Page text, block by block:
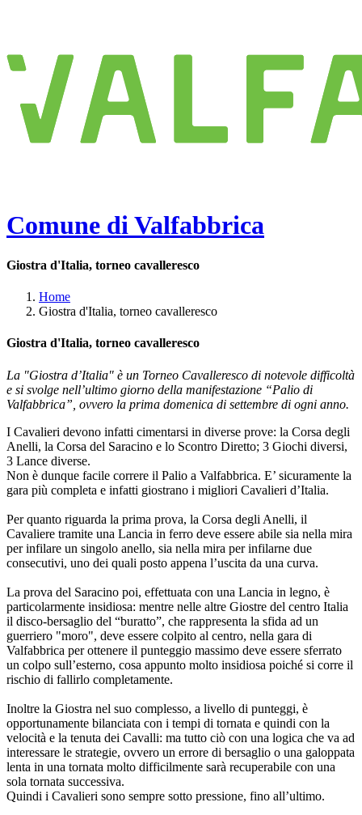
Comune di Valfabbrica
Giostra d'Italia, torneo cavalleresco
Home
Giostra d'Italia, torneo cavalleresco
Giostra d'Italia, torneo cavalleresco
La "Giostra d’Italia" è un Torneo Cavalleresco di notevole difficoltà
e si svolge nell’ultimo giorno della manifestazione “Palio di
Valfabbrica”, ovvero la prima domenica di settembre di ogni anno.
I Cavalieri devono infatti cimentarsi in diverse prove: la Corsa degli
Anelli, la Corsa del Saracino e lo Scontro Diretto; 3 Giochi diversi,
3 Lance diverse.
Non è dunque facile correre il Palio a Valfabbrica. E’ sicuramente la
gara più completa e infatti giostrano i migliori Cavalieri d’Italia.
Per quanto riguarda la prima prova, la Corsa degli Anelli, il
Cavaliere tramite una Lancia in ferro deve essere abile sia nella mira
per infilare un singolo anello, sia nella mira per infilarne due
consecutivi, uno dei quali posto appena l’uscita da una curva.
La prova del Saracino poi, effettuata con una Lancia in legno, è
particolarmente insidiosa: mentre nelle altre Giostre del centro Italia
il disco-bersaglio del “buratto”, che rappresenta la sfida ad un
guerriero "moro", deve essere colpito al centro, nella gara di
Valfabbrica per ottenere il punteggio massimo deve essere sferrato
un colpo sull’esterno, cosa appunto molto insidiosa poiché si corre il
rischio di fallirlo completamente.
Inoltre la Giostra nel suo complesso, a livello di punteggi, è
opportunamente bilanciata con i tempi di tornata e quindi con la
velocità e la tenuta dei Cavalli: ma tutto ciò con una logica che va ad
interessare le strategie, ovvero un errore di bersaglio o una galoppata
lenta in una tornata molto difficilmente sarà recuperabile con una
sola tornata successiva.
Quindi i Cavalieri sono sempre sotto pressione, fino all’ultimo.